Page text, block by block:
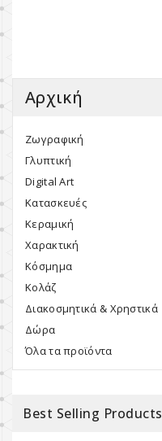
Αρχική
Ζωγραφική
Γλυπτική
Digital Art
Κατασκευές
Κεραμική
Χαρακτική
Κόσμημα
Κολάζ
Διακοσμητικά & Χρηστικά
Δώρα
Όλα τα προϊόντα
Best Selling Products